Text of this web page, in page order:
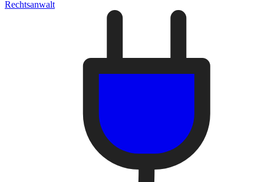
Rechtsanwalt